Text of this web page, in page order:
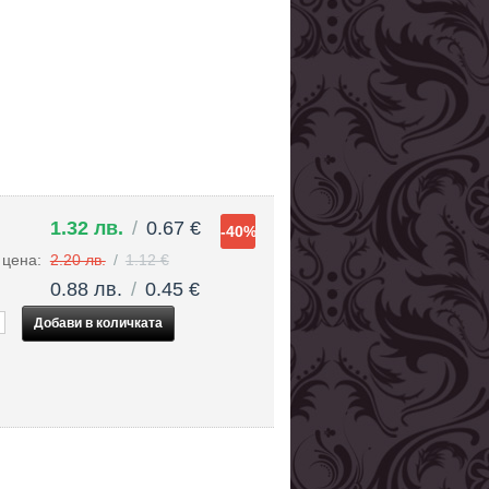
-40%
1.32 лв. / 0.67 €
2.20 лв. / 1.12 €
0.88 лв. / 0.45 €